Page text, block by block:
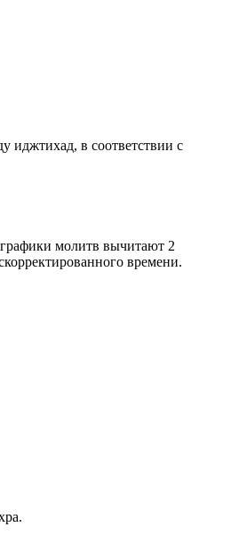
иджтихад, в соответствии с
молитв вычитают 2
времени.